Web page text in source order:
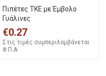
Πιπέτες ΤΚΕ με Έμβολο
Γυάλινες
€0.27
Στις τιμές συμπεριλαμβάνεται
Φ.Π.Α